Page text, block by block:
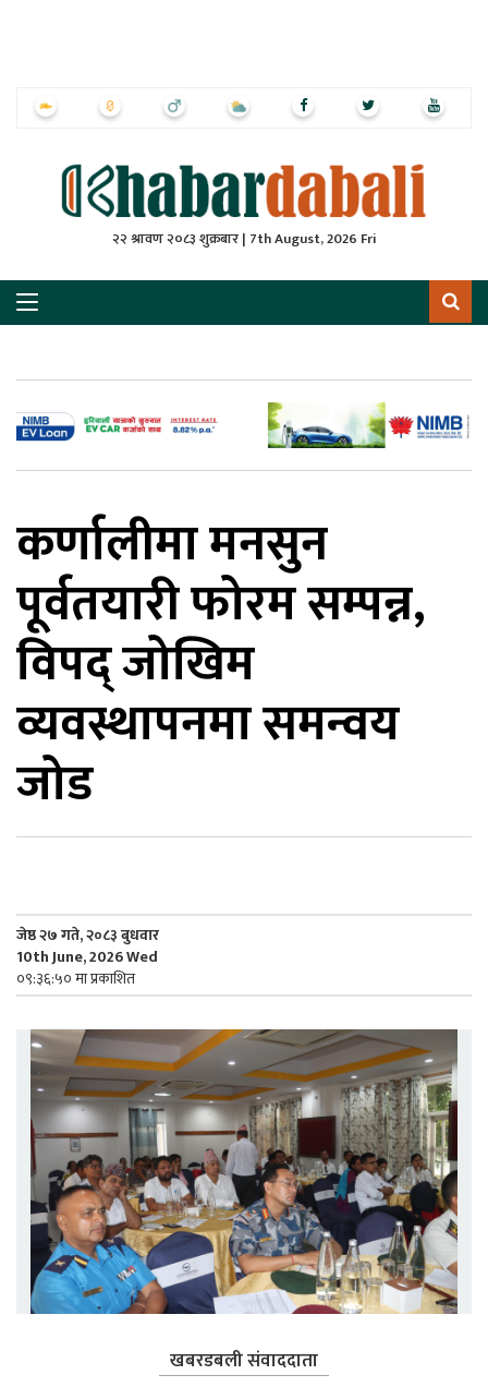
२२ श्रावण २०८३ शुक्रबार | 7th August, 2026 Fri
कर्णालीमा मनसुन
पूर्वतयारी फोरम सम्पन्न,
विपद् जोखिम
व्यवस्थापनमा समन्वय
जोड
जेष्ठ २७ गते, २०८३ बुधवार
10th June, 2026 Wed
०९:३६:५० मा प्रकाशित
खबरडबली संवाददाता